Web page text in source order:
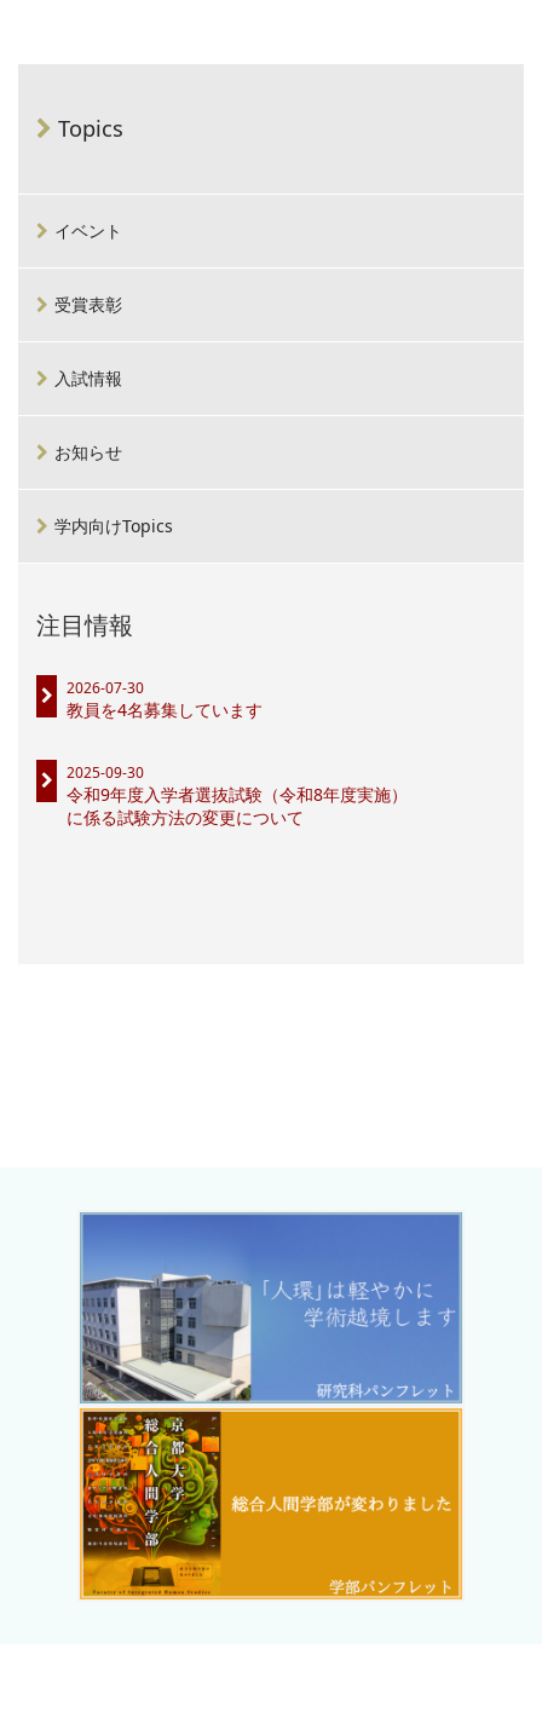
Topics
イベント
受賞表彰
入試情報
お知らせ
学内向けTopics
注目情報
2026-07-30
教員を4名募集しています
2025-09-30
令和9年度入学者選抜試験（令和8年度実施）
に係る試験方法の変更について